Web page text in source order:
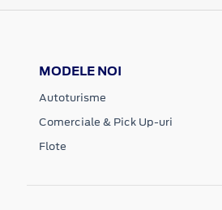
MODELE NOI
Autoturisme
Comerciale & Pick Up-uri
Flote